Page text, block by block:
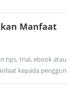
Manfaat
tips, trial, ebook
kepada